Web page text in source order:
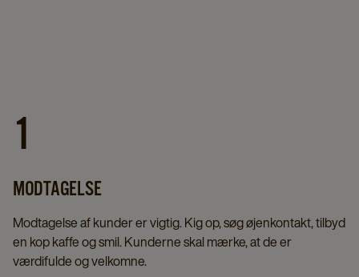
1
MODTAGELSE
Modtagelse af kunder er vigtig. Kig op, søg øjenkontakt, tilbyd
en kop kaffe og smil. Kunderne skal mærke, at de er
værdifulde og velkomne.